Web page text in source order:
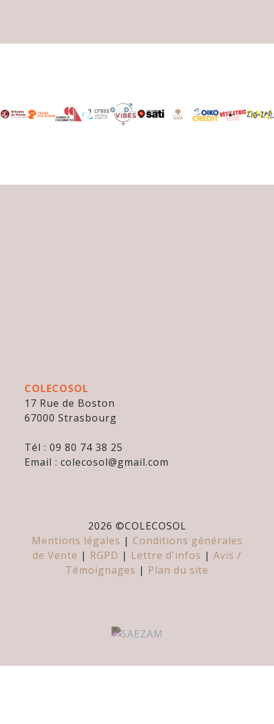
COLECOSOL
17 Rue de Boston
67000 Strasbourg
Tél : 09 80 74 38 25
Email : colecosol@gmail.com
2026 ©COLECOSOL
Mentions légales | Conditions générales
de Vente | RGPD | Lettre d'infos | Avis /
Témoignages | Plan du site